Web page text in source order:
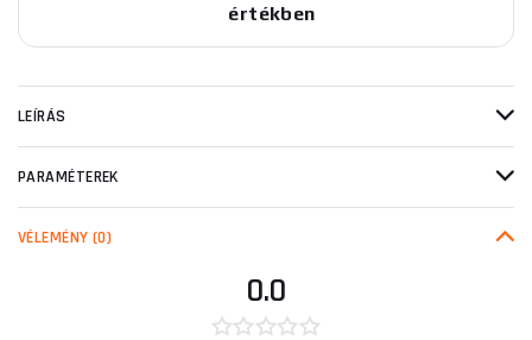
értékben
LEÍRÁS
PARAMÉTEREK
VÉLEMÉNY (0)
0.0